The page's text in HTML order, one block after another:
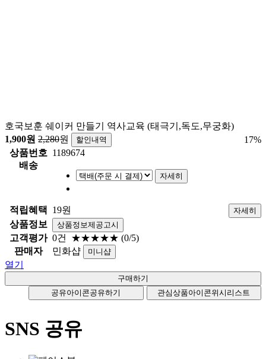
호국보훈 쉐이커 만들기 역사교육 (태극기,독도,무궁화)
1,900원 2,280원 할인내역 17%
상품번호 1189674
배송
자세히
적립혜택 19원 자세히
상품정보 상품정보제공고시
고객평가 0건 ★★★★★ (0/5)
판매자
민화샵 미니샵
열기
공유아이콘공유하기 관심상품아이콘위시리스트
SNS 공유